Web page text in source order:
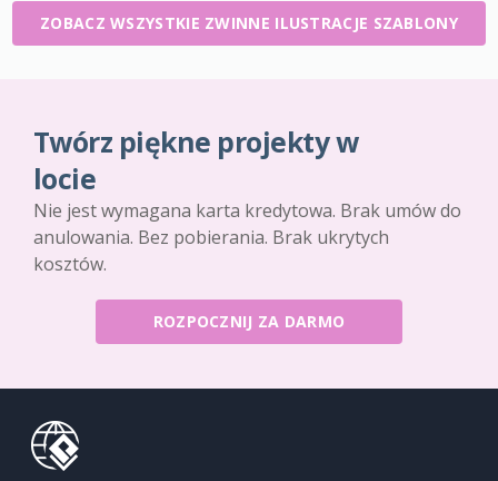
ZOBACZ WSZYSTKIE ZWINNE ILUSTRACJE SZABLONY
Twórz piękne projekty w
locie
Nie jest wymagana karta kredytowa. Brak umów do
anulowania. Bez pobierania. Brak ukrytych
kosztów.
ROZPOCZNIJ ZA DARMO